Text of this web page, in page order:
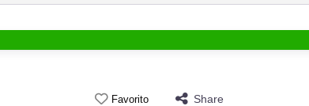
Favorito Share